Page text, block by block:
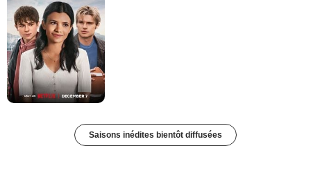
Saisons inédites bientôt diffusées